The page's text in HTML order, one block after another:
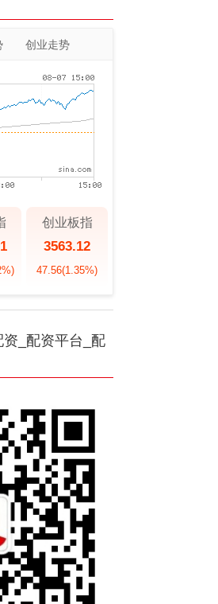
创业走势
创业板指
3563.12
47.56(1.35%)
_配资平台_配